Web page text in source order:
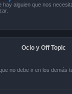
hay alguien que nos
Ocio y Off Topic
no debe ir en los demás